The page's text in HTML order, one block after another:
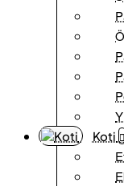
Koti